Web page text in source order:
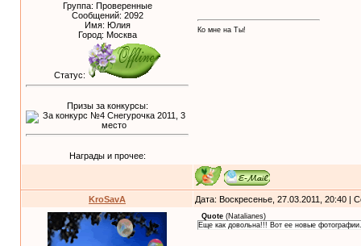
Группа: Проверенные
Сообщений: 2092
Имя: Юлия
Город: Москва
Статус:
Призы за конкурсы:
Награды и прочее:
Ко мне на Ты!
KroSavA Дата: Воскресенье, 27.03.2011, 20:40 |
Quote (Natalianes)
Еще как довольна!!! Вот ее новые фотографии.